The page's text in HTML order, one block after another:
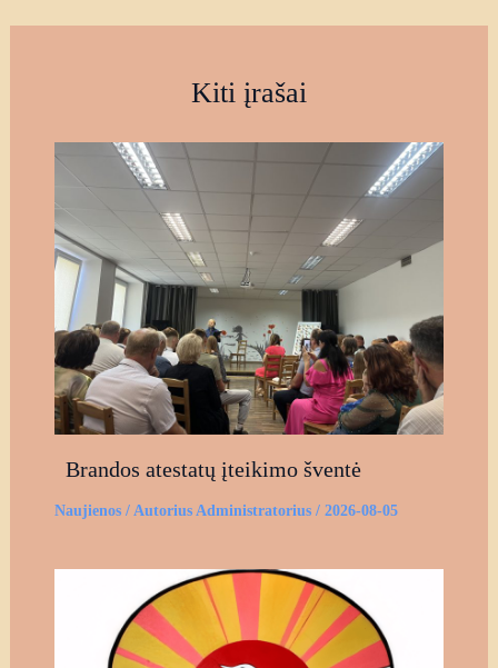
Kiti įrašai
Brandos atestatų įteikimo šventė
Naujienos/ Autorius Administratorius / 2026-08-05